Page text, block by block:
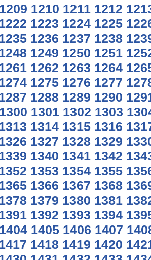
1209 1210 1211 1212
1223 1224 1225
1236 1237 1238
1249 1250 1251
1262 1263 1264
1275 1276 1277
1288 1289 1290
1300 1301 1302 1303
1314 1315 1316
1327 1328 1329
1340 1341 1342
1353 1354 1355
1366 1367 1368
1379 1380 1381
1392 1393 1394
1404 1405 1406 1407
1418 1419 1420